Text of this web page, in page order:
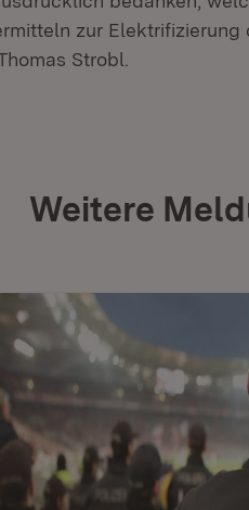
zur
Strobl.
Weitere